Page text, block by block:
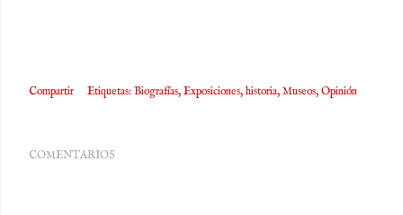
Compartir Etiquetas: Biografías Exposiciones historia Museos Opinión
COMENTARIOS